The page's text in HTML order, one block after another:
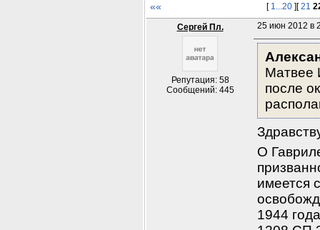
«« [ 1...20][21
Сергей Пл.
Репутация: 58
Сообщений: 445
25 июн 2012 в
Матвее
после
О
имеется
1944